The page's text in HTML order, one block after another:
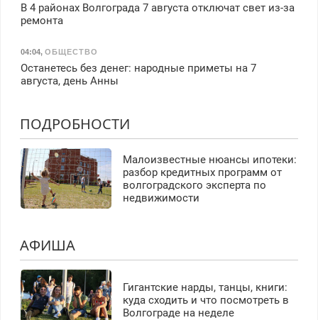
В 4 районах Волгограда 7 августа отключат свет из-за
ремонта
04:04, ОБЩЕСТВО
Останетесь без денег: народные приметы на 7
августа, день Анны
ПОДРОБНОСТИ
Малоизвестные нюансы ипотеки:
разбор кредитных программ от
волгоградского эксперта по
недвижимости
АФИША
Гигантские нарды, танцы, книги:
куда сходить и что посмотреть в
Волгограде на неделе